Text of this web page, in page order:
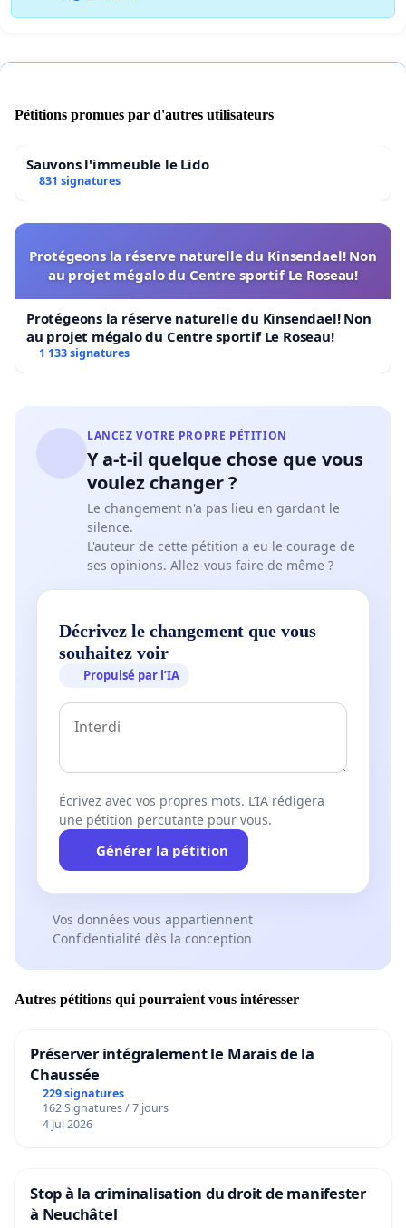
Pétitions promues par d'autres utilisateurs
Sauvons l'immeuble le Lido
831 signatures
Protégeons la réserve naturelle du Kinsendael! Non
au projet mégalo du Centre sportif Le Roseau!
Protégeons la réserve naturelle du Kinsendael! Non
au projet mégalo du Centre sportif Le Roseau!
1 133 signatures
LANCEZ VOTRE PROPRE PÉTITION
Y a-t-il quelque chose que vous
voulez changer ?
Le changement n'a pas lieu en gardant le
silence.
L'auteur de cette pétition a eu le courage de
ses opinions. Allez-vous faire de même ?
Décrivez le changement que vous
souhaitez voir
Propulsé par l’IA
Écrivez avec vos propres mots. L’IA rédigera
une pétition percutante pour vous.
Générer la pétition
Vos données vous appartiennent
Confidentialité dès la conception
Autres pétitions qui pourraient vous intéresser
Préserver intégralement le Marais de la
Chaussée
229 signatures
162 Signatures / 7 jours
4 Jul 2026
Stop à la criminalisation du droit de manifester
à Neuchâtel